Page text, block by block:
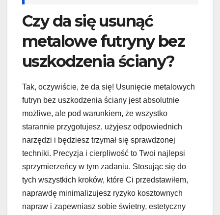
Czy da się usunąć
metalowe futryny bez
uszkodzenia ściany?
Tak, oczywiście, że da się! Usunięcie metalowych
futryn bez uszkodzenia ściany jest absolutnie
możliwe, ale pod warunkiem, że wszystko
starannie przygotujesz, użyjesz odpowiednich
narzędzi i będziesz trzymał się sprawdzonej
techniki. Precyzja i cierpliwość to Twoi najlepsi
sprzymierzeńcy w tym zadaniu. Stosując się do
tych wszystkich kroków, które Ci przedstawiłem,
naprawdę minimalizujesz ryzyko kosztownych
napraw i zapewniasz sobie świetny, estetyczny